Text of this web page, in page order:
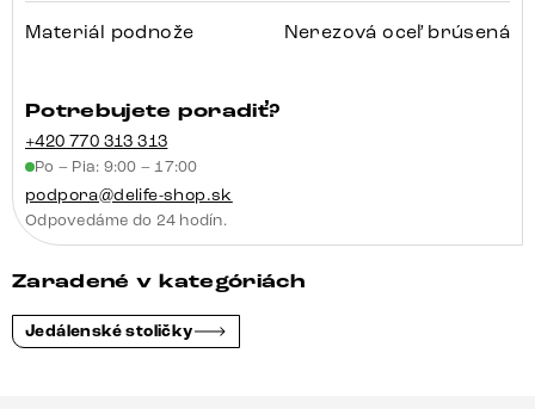
Materiál podnože Nerezová oceľ brúsená
Potrebujete poradiť?
+420 770 313 313
Po – Pia: 9:00 – 17:00
podpora@delife-shop.sk
Odpovedáme do 24 hodín.
Zaradené v kategóriách
Jedálenské stoličky